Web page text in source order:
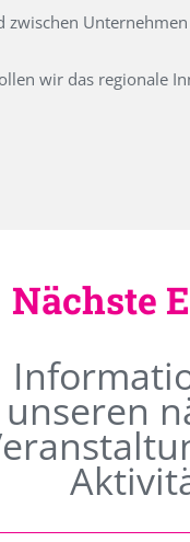
wir das regionale
Nächste
unseren